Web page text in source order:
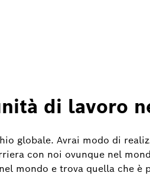
di lavoro
globale. Avrai modo di
con noi ovunque nel
mondo e trova quella che è